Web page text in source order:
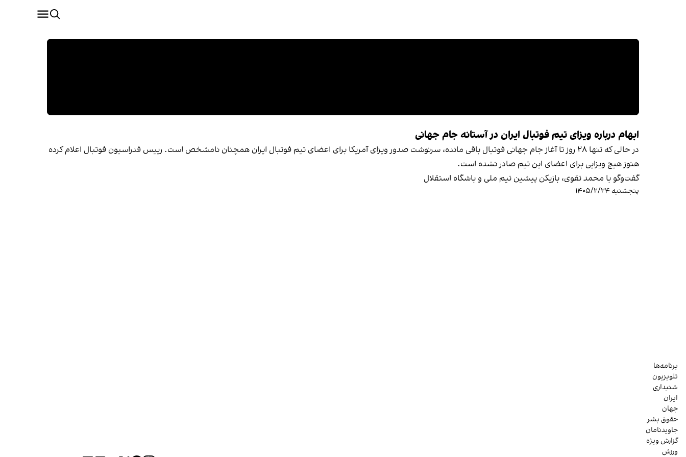
ابهام درباره ویزای تیم فوتبال ایران در آستانه جام جهانی
در حالی که تنها ۲۸ روز تا آغاز جام جهانی فوتبال باقی مانده، سرنوشت صدور ویزای آمریکا برای اعضای تیم فوتبال ایران همچنان نامشخص است. رییس فدراسیون فوتبال اعلام کرده
هنوز هیچ ویزایی برای اعضای این تیم صادر نشده است.
گفت‌وگو با محمد تقوی، بازیکن پیشین تیم ملی و باشگاه استقلال
پنجشنبه ۱۴۰۵/۲/۲۴
برنامه‌ها
تلویزیون
شنیداری
ایران
جهان
حقوق بشر
جاویدنامان
گزارش ویژه
ورزش